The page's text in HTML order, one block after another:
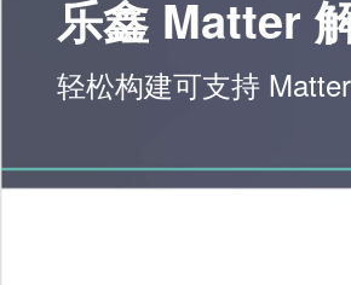
乐鑫 Matter
轻松构建可支持